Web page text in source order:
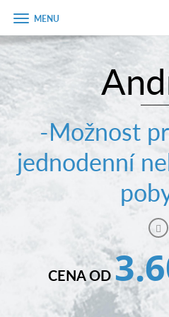
Úvodní strana
Pronájem a ceník
Plán plavby
Tipy na výlet
PRODEJ LODÍ
Zobrazit
menu
-Možnost
jednodenní
CENA OD